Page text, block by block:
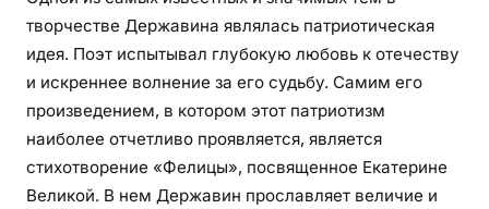
творчестве Державина являлась патриотическая
идея. Поэт испытывал глубокую любовь к отечеству
и искреннее волнение за его судьбу. Самим его
произведением, в котором этот патриотизм
наиболее отчетливо проявляется, является
стихотворение «Фелицы», посвященное Екатерине
Великой. В нем Державин прославляет величие и